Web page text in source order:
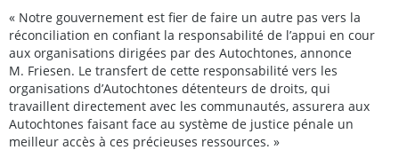
« Notre gouvernement est fier de faire un autre pas vers la
réconciliation en confiant la responsabilité de l’appui en cour
aux organisations dirigées par des Autochtones, annonce
M. Friesen. Le transfert de cette responsabilité vers les
organisations d’Autochtones détenteurs de droits, qui
travaillent directement avec les communautés, assurera aux
Autochtones faisant face au système de justice pénale un
meilleur accès à ces précieuses ressources. »